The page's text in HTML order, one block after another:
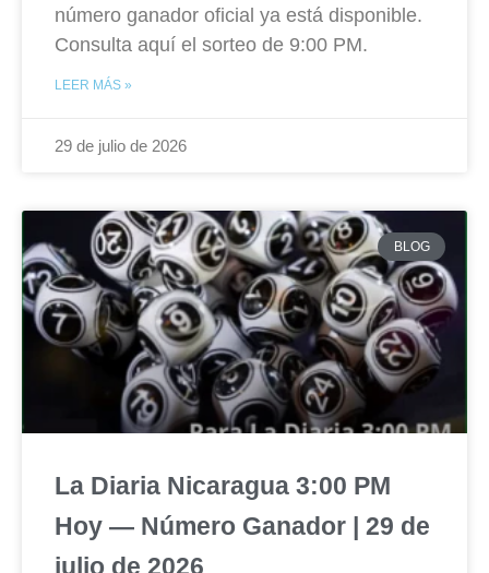
número ganador oficial ya está disponible.
Consulta aquí el sorteo de 9:00 PM.
LEER MÁS »
29 de julio de 2026
BLOG
La Diaria Nicaragua 3:00 PM
Hoy — Número Ganador | 29 de
julio de 2026